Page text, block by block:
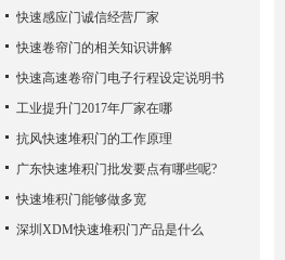
快速感应门诚信经营厂家
快速卷帘门的相关知识讲解
快速高速卷帘门电子行程设定说明书
工业提升门2017年厂家在哪
抗风快速堆积门的工作原理
广东快速堆积门批发要点有哪些呢?
快速堆积门能够做多宽
深圳XDM快速堆积门产品是什么